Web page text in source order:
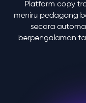
Platform copy
meniru pedagang
secara
berpengalaman